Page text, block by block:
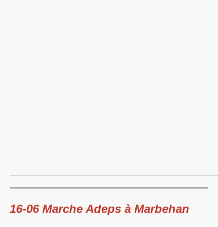
16-06 Marche Adeps à Marbehan